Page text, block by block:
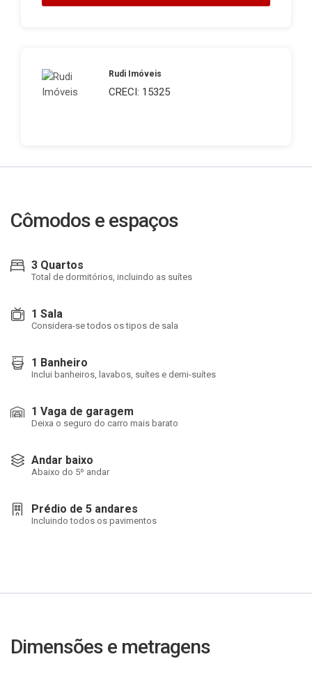
Rudi Imóveis
CRECI: 15325
Cômodos e espaços
3 Quartos
Total de dormitórios, incluindo as suítes
1 Sala
Considera-se todos os tipos de sala
1 Banheiro
Inclui banheiros, lavabos, suítes e demi-suítes
1 Vaga de garagem
Deixa o seguro do carro mais barato
Andar baixo
Abaixo do 5º andar
Prédio de 5 andares
Incluindo todos os pavimentos
Dimensões e metragens